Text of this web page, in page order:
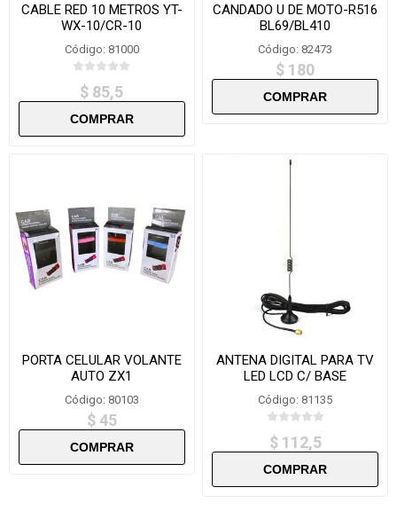
CABLE RED 10 METROS YT-
WX-10/CR-10
Código: 81000
$ 85,5
CANDADO U DE MOTO-R516
BL69/BL410
Código: 82473
$ 180
PORTA CELULAR VOLANTE
AUTO ZX1
Código: 80103
$ 45
ANTENA DIGITAL PARA TV
LED LCD C/ BASE
IMANTADA
Código: 81135
$ 112,5